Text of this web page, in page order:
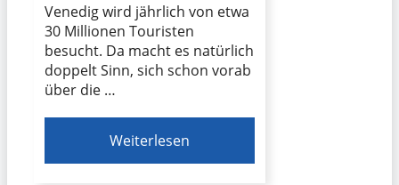
Venedig wird jährlich von etwa
30 Millionen Touristen
besucht. Da macht es natürlich
doppelt Sinn, sich schon vorab
über die …
Weiterlesen